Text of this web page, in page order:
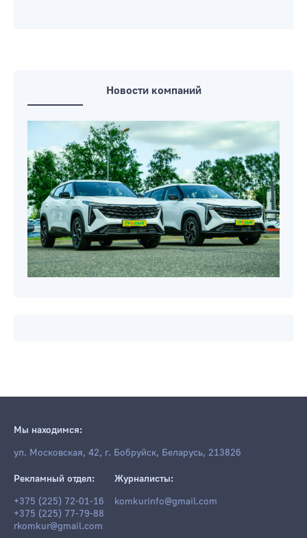
Новости компаний
Мы находимся:
ул. Московская, 42, г. Бобруйск, Беларусь, 213826
Рекламный отдел:
+375 (225) 72-01-16
+375 (225) 77-79-88
rkomkur@gmail.com
Журналисты:
komkurinfo@gmail.com